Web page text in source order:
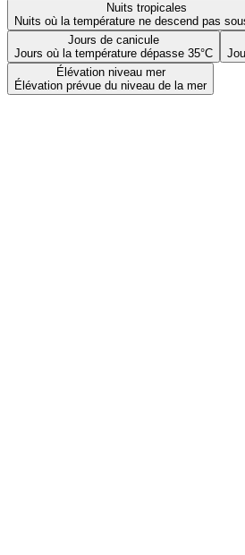
Nuits tropicales
Nuits où la température ne descend pas
Jours de canicule
Jours où la température dépasse 35°C
Élévation niveau mer
Élévation prévue du niveau de la mer